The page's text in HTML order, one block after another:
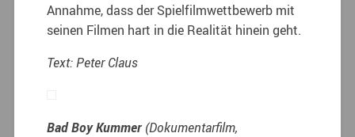
Annahme, dass der Spielfilmwettbewerb mit
seinen Filmen hart in die Realität hinein geht.
Text: Peter Claus
Bad Boy Kummer(Dokumentarfilm,